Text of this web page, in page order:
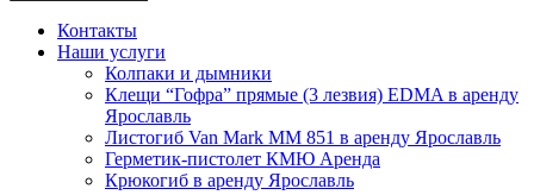
Контакты
Наши услуги
Колпаки и дымники
Клещи “Гофра” прямые (3 лезвия) EDMA в аренду
Ярославль
Листогиб Van Mark MM 851 в аренду Ярославль
Герметик-пистолет КМЮ Аренда
Крюкогиб в аренду Ярославль